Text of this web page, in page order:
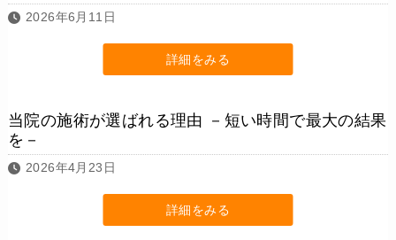
2026年6月11日
詳細をみる
当院の施術が選ばれる理由 －短い時間で最大の結果
を－
2026年4月23日
詳細をみる